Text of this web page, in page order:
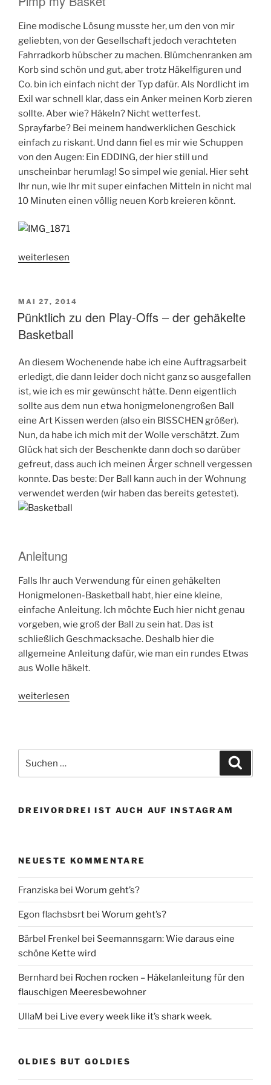
Eine modische Lösung musste her, um den von mir
geliebten, von der Gesellschaft jedoch verachteten
Fahrradkorb hübscher zu machen. Blümchenranken am
Korb sind schön und gut, aber trotz Häkelfiguren und
Co. bin ich einfach nicht der Typ dafür. Als Nordlicht im
Exil war schnell klar, dass ein Anker meinen Korb zieren
sollte. Aber wie? Häkeln? Nicht wetterfest.
Sprayfarbe? Bei meinem handwerklichen Geschick
einfach zu riskant. Und dann fiel es mir wie Schuppen
von den Augen: Ein EDDING, der hier still und
unscheinbar herumlag! So simpel wie genial. Hier seht
Ihr nun, wie Ihr mit super einfachen Mitteln in nicht mal
10 Minuten einen völlig neuen Korb kreieren könnt.
„Home
your
anchor
is.“
weiterlesen
VERÖFFENTLICHT
AM
MAI 27, 2014
Pünktlich zu den Play-Offs – der gehäkelte
Basketball
An diesem Wochenende habe ich eine Auftragsarbeit
erledigt, die dann leider doch nicht ganz so ausgefallen
ist, wie ich es mir gewünscht hätte. Denn eigentlich
sollte aus dem nun etwa honigmelonengroßen Ball
eine Art Kissen werden (also ein BISSCHEN größer).
Nun, da habe ich mich mit der Wolle verschätzt. Zum
Glück hat sich der Beschenkte dann doch so darüber
gefreut, dass auch ich meinen Ärger schnell vergessen
konnte. Das beste: Der Ball kann auch in der Wohnung
verwendet werden (wir haben das bereits getestet).
Anleitung
Falls Ihr auch Verwendung für einen gehäkelten
Honigmelonen-Basketball habt, hier eine kleine,
einfache Anleitung. Ich möchte Euch hier nicht genau
vorgeben, wie groß der Ball zu sein hat. Das ist
schließlich Geschmacksache. Deshalb hier die
allgemeine Anleitung dafür, wie man ein rundes Etwas
aus Wolle häkelt.
„Pünktlich
Basketball“
weiterlesen
nach:
DREIVORDREI IST AUCH AUF INSTAGRAM
NEUESTE KOMMENTARE
Franziska bei Worum geht’s?
Egon flachsbsrt bei Worum geht’s?
Bärbel Frenkel bei Seemannsgarn: Wie daraus eine
schöne Kette wird
Bernhard bei Rochen rocken – Häkelanleitung für den
flauschigen Meeresbewohner
UllaM bei Live every week like it’s shark week.
OLDIES BUT GOLDIES